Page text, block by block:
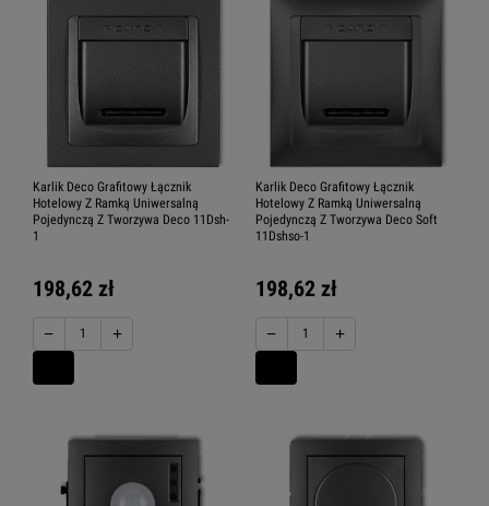
Karlik Deco Grafitowy Łącznik
Hotelowy Z Ramką Uniwersalną
Pojedynczą Z Tworzywa Deco 11Dsh-
1
198,62 zł
− +
Karlik Deco Grafitowy Łącznik
Hotelowy Z Ramką Uniwersalną
Pojedynczą Z Tworzywa Deco Soft
11Dshso-1
198,62 zł
− +